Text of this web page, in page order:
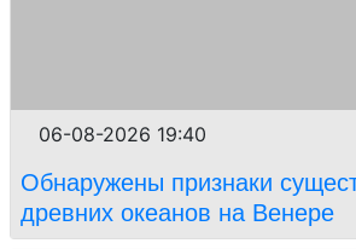
06-08-2026 19:40
Обнаружены признаки
древних океанов на Венере